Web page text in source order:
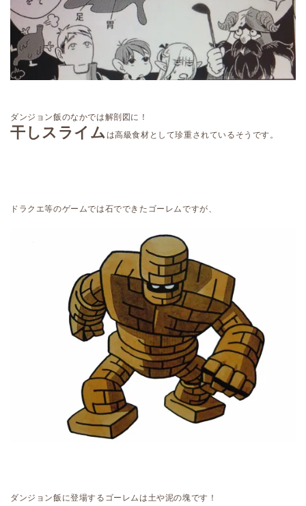
ダンジョン飯のなかでは解剖図に！
干しスライムは高級食材として珍重されているそうです。
ドラクエ等のゲームでは石でできたゴーレムですが、
ダンジョン飯に登場するゴーレムは土や泥の塊です！